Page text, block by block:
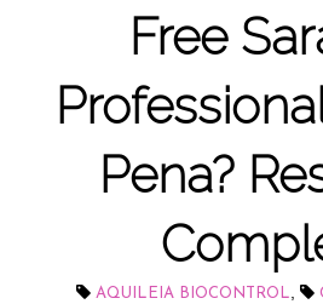
Free
Pena?
AQUILEIA BIOCONTROL,